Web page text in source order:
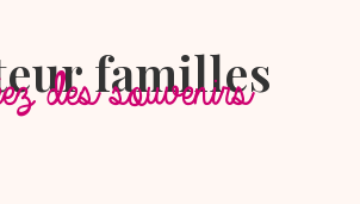
familles
des souvenirs